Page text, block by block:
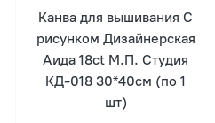
Канва для вышивания С
рисунком Дизайнерская
Аида 18ct М.П. Студия
КД-018 30*40см (по 1
шт)